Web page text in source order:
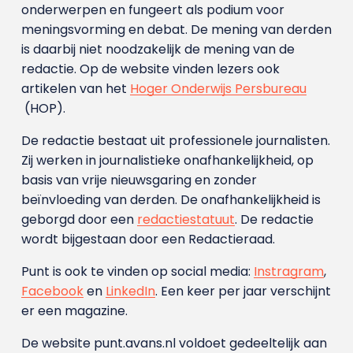
onderwerpen en fungeert als podium voor
meningsvorming en debat. De mening van derden
is daarbij niet noodzakelijk de mening van de
redactie. Op de website vinden lezers ook
artikelen van het Hoger Onderwijs Persbureau
(HOP).
De redactie bestaat uit professionele journalisten.
Zij werken in journalistieke onafhankelijkheid, op
basis van vrije nieuwsgaring en zonder
beïnvloeding van derden. De onafhankelijkheid is
geborgd door een redactiestatuut. De redactie
wordt bijgestaan door een Redactieraad.
Punt is ook te vinden op social media: Instragram,
Facebooken LinkedIn. Een keer per jaar verschijnt
er een magazine.
De website punt.avans.nl voldoet gedeeltelijk aan